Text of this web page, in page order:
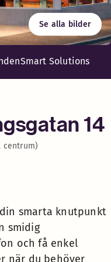
Se alla bilder
Smart Solutions
14
centrum)
din smarta knutpunkt
smidig
och få enkel
när du behöver
aldrig gå hungrig.